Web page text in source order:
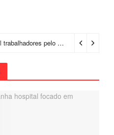
Prefeitura certifica 4,6 mil trabalhadores pelo programa Treinar para Empregar e realiza Feirão de Empregabilidade